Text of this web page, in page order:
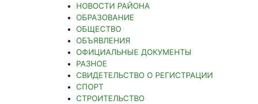
НОВОСТИ РАЙОНА
ОБРАЗОВАНИЕ
ОБЩЕСТВО
ОБЪЯВЛЕНИЯ
ОФИЦИАЛЬНЫЕ ДОКУМЕНТЫ
РАЗНОЕ
СВИДЕТЕЛЬСТВО О РЕГИСТРАЦИИ
СПОРТ
СТРОИТЕЛЬСТВО